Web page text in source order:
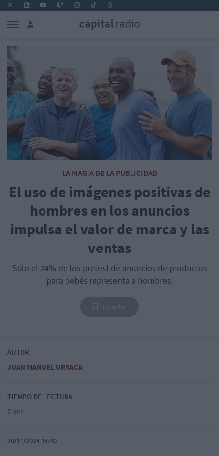
LA MAGIA DE LA PUBLICIDAD
El uso de imágenes positivas de
hombres en los anuncios
impulsa el valor de marca y las
ventas
Solo el 24% de los pretest de anuncios de productos
para bebés representa a hombres.
AUTOR
JUAN MANUEL URRACA
TIEMPO DE LECTURA
5 min
20/11/2024 14:40